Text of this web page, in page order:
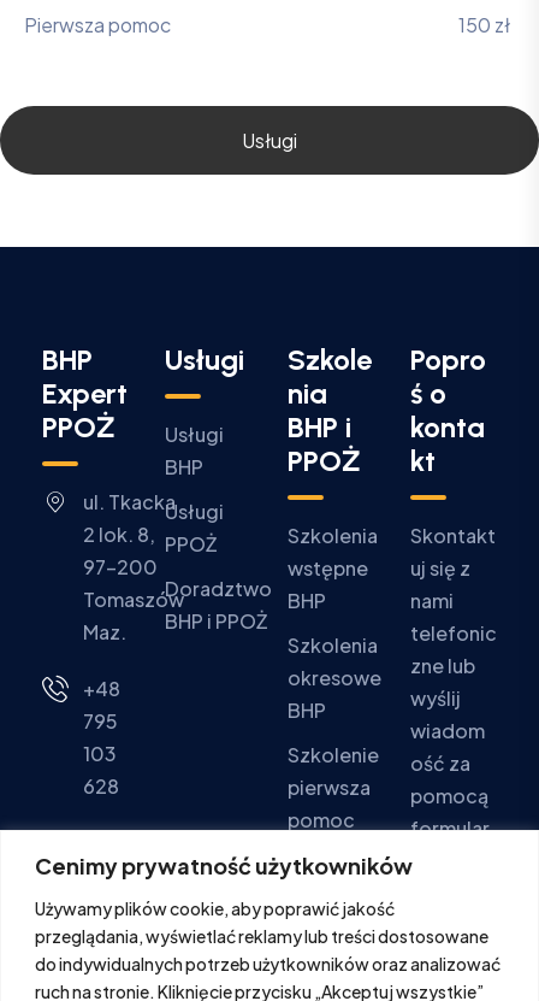
Cenimy prywatność użytkowników
Używamy plików cookie, aby poprawić jakość
przeglądania, wyświetlać reklamy lub treści dostosowane
do indywidualnych potrzeb użytkowników oraz analizować
ruch na stronie. Kliknięcie przycisku „Akceptuj wszystkie”
Usługi
Pierwsza pomoc 150 zł
BHP
Expert
PPOŻ
ul. Tkacka
2 lok. 8,
97-200
Tomaszów
Maz.
+48
795
103
628
9:00 -
16:00
Sob. -
Ndz.:
Usługi
Usługi
BHP
Usługi
PPOŻ
Doradztwo
BHP i PPOŻ
Szkole
nia
BHP i
PPOŻ
Szkolenia
wstępne
BHP
Szkolenia
okresowe
BHP
Szkolenie
pierwsza
pomoc
Szkolenia
PPOŻ
Popro
ś o
konta
kt
Skontakt
uj się z
nami
telefonic
zne lub
wyślij
wiadom
ość za
pomocą
formular
za
wego.